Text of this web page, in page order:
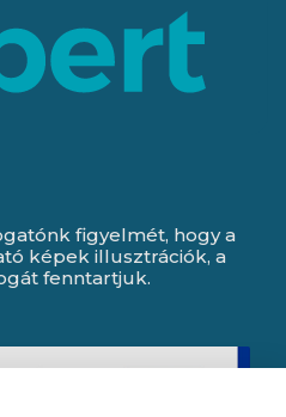
figyelmét, hogy a
képek illusztrációk, a
fenntartjuk.